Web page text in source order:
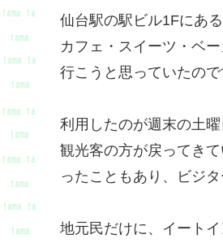
仙台駅の駅ビル1Fにあ
カフェ・スイーツ・ベ
行こうと思っていたの
利用したのが週末の土
観光客の方が戻ってき
ったこともあり、ビジ
地元民だけに、イート